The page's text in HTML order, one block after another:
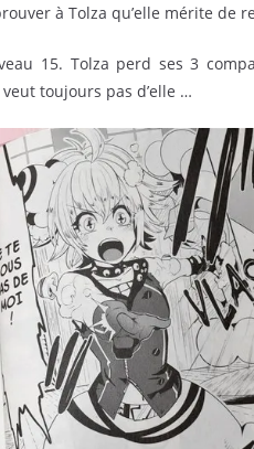
à Tolza qu’elle mérite de
15. Tolza perd ses 3
toujours pas d’elle …